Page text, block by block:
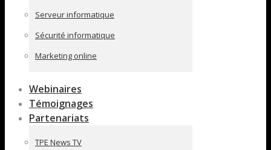
Serveur informatique
Sécurité informatique
Marketing online
Webinaires
Témoignages
Partenariats
TPE News TV